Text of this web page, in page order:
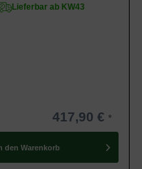
Lieferbar ab KW43
417,90 €
den Warenkorb